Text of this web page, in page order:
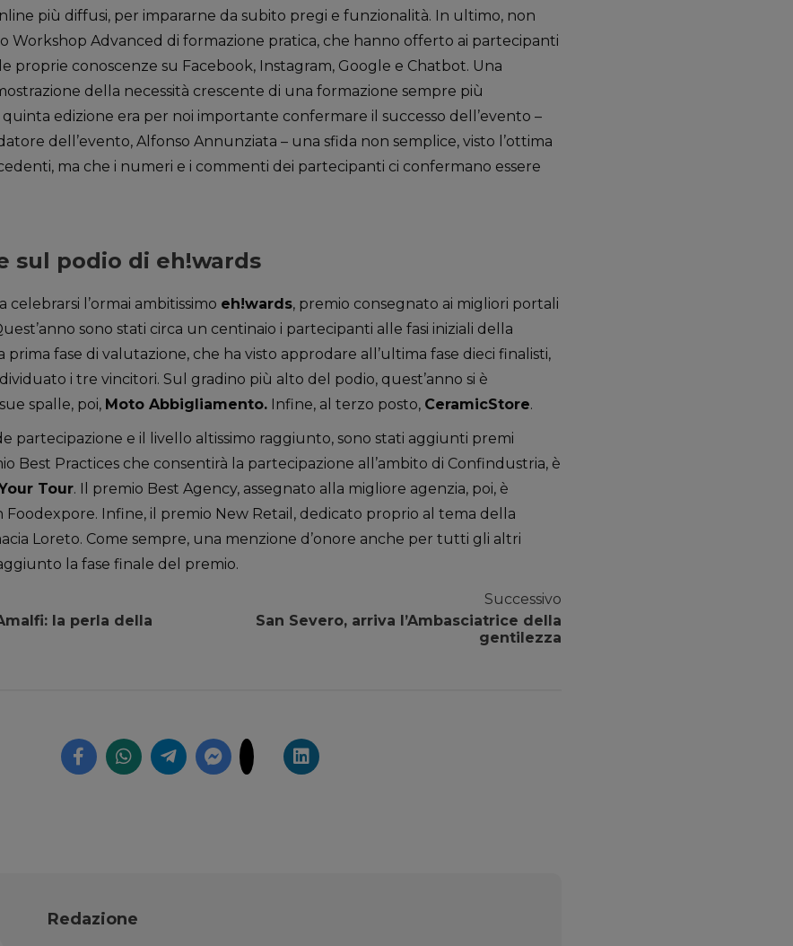
più diffusi, per impararne da subito pregi e funzionalità. In ultimo, non
Workshop Advanced di formazione pratica, che hanno offerto ai partecipanti
proprie conoscenze su Facebook, Instagram, Google e Chatbot. Una
della necessità crescente di una formazione sempre più
edizione era per noi importante confermare il successo dell’evento –
dell’evento, Alfonso Annunziata – una sfida non semplice, visto l’ottima
ma che i numeri e i commenti dei partecipanti ci confermano essere
sul podio di eh!wards
l’ormai ambitissimo eh!wards, premio consegnato ai migliori portali
sono stati circa un centinaio i partecipanti alle fasi iniziali della
prima fase di valutazione, che ha visto approdare all’ultima fase dieci finalisti,
i tre vincitori. Sul gradino più alto del podio, quest’anno si è
spalle, poi, Moto Abbigliamento.Infine, al terzo posto, CeramicStore.
partecipazione e il livello altissimo raggiunto, sono stati aggiunti premi
Best Practices che consentirà la partecipazione all’ambito di Confindustria, è
Tour. Il premio Best Agency, assegnato alla migliore agenzia, poi, è
Foodexpore. Infine, il premio New Retail, dedicato proprio al tema della
Loreto. Come sempre, una menzione d’onore anche per tutti gli altri
la fase finale del premio.
la perla della
Successivo
San Severo, arriva l’Ambasciatrice della
gentilezza
Redazione